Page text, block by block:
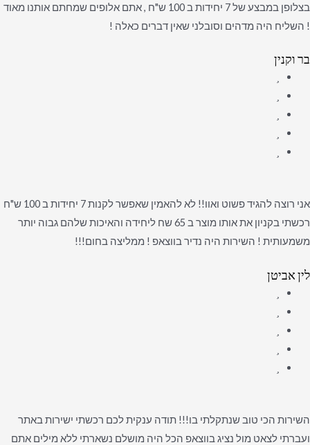
בצלופן במבצע של 7 יחידות ב 100 ש"ח , אתם אלופים שמחתם אותנו מאוד
! השליח היה מדהים וסובלני שאין דברים כאלה !
בר וקנין
אני רוצה להגיד פשוט ואוו!! לא להאמין שאפשר לקנות 7 יחידות ב 100 ש"ח
רכשתי בקניון את אותו מוצר ב 65 שח ליחידה והאיכות שלהם גבוה יותר
משמעותית ! השירות היה נדיר בווצאפ ! ממליצה בחום!!!
לין אביטן
השירות הכי טוב שנתקלתי בו!!! תודה ענקית לכם רכשתי ישירות באתר
ועברתי לצאט מול נציג בווצאפ הכל היה מושלם נשארתי ללא מילים אתם